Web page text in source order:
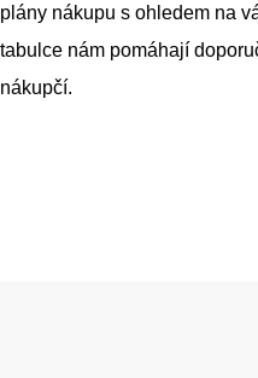
plány nákupu s ohledem na
tabulce nám pomáhají
nákupčí.